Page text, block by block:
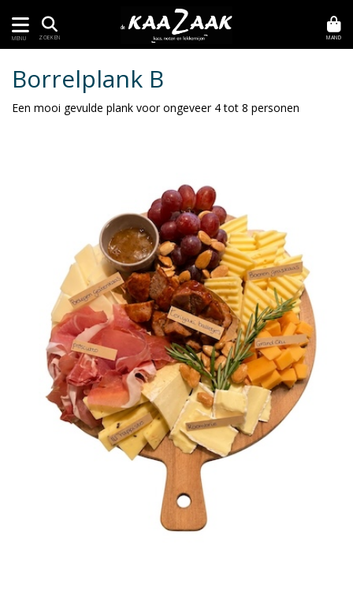
MENU ZOEKEN MAND
Borrelplank B
Een mooi gevulde plank voor ongeveer 4 tot 8 personen